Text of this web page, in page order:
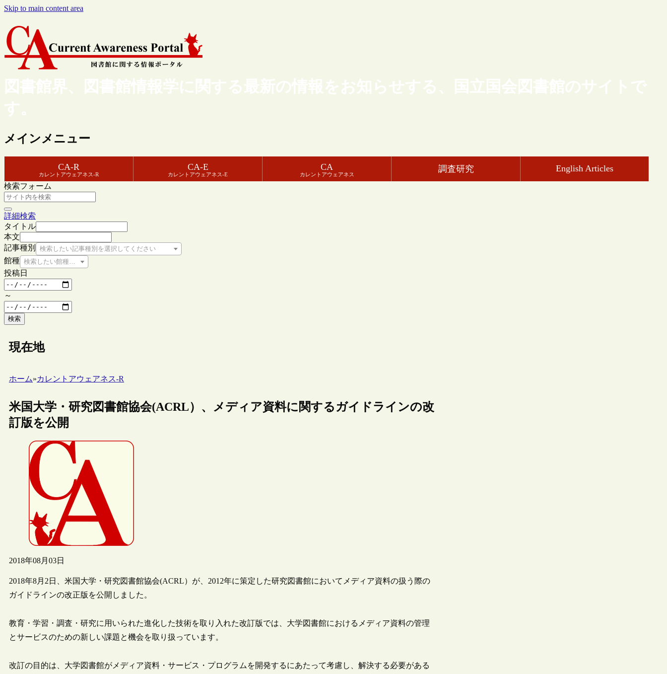
Skip to main content area
図書館界、図書館情報学に関する最新の情報をお知らせする、国立国会図書館のサイトで
す。
メインメニュー
CA-R
カレントアウェアネス-R
CA-E
カレントアウェアネス-E
CA
カレントアウェアネス
調査研究 English Articles
検索フォーム
詳細検索
タイトル
本文
記事種別
検索したい記事種別を選択してください
館種 検索したい館種を選択してください
投稿日
～
検索
現在地
ホーム»カレントアウェアネス-R
米国大学・研究図書館協会(ACRL）、メディア資料に関するガイドラインの改
訂版を公開
2018年08月03日
2018年8月2日、米国大学・研究図書館協会(ACRL）が、2012年に策定した研究図書館においてメディア資料の扱う際の
ガイドラインの改正版を公開しました。
教育・学習・調査・研究に用いられた進化した技術を取り入れた改訂版では、大学図書館におけるメディア資料の管理
とサービスのための新しい課題と機会を取り扱っています。
改訂の目的は、大学図書館がメディア資料・サービス・プログラムを開発するにあたって考慮し、解決する必要がある